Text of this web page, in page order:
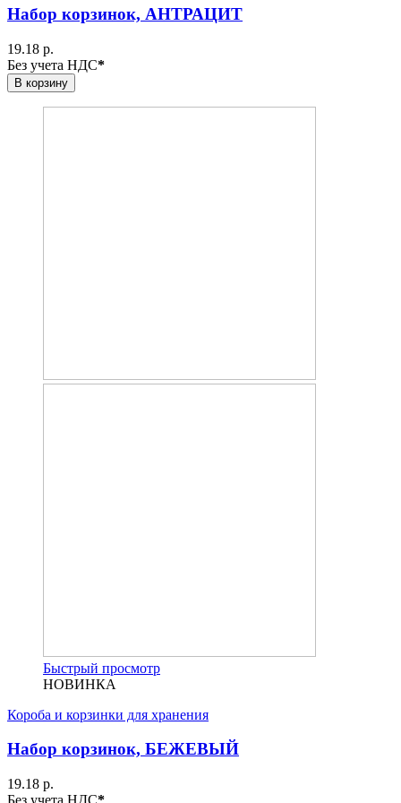
Набор корзинок, АНТРАЦИТ
19.18 р.
Без учета НДС*
В корзину
Быстрый просмотр
НОВИНКА
Короба и корзинки для хранения
Набор корзинок, БЕЖЕВЫЙ
19.18 р.
Без учета НДС*